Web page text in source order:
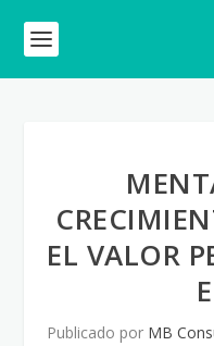
EL VALOR
Publicado por MB